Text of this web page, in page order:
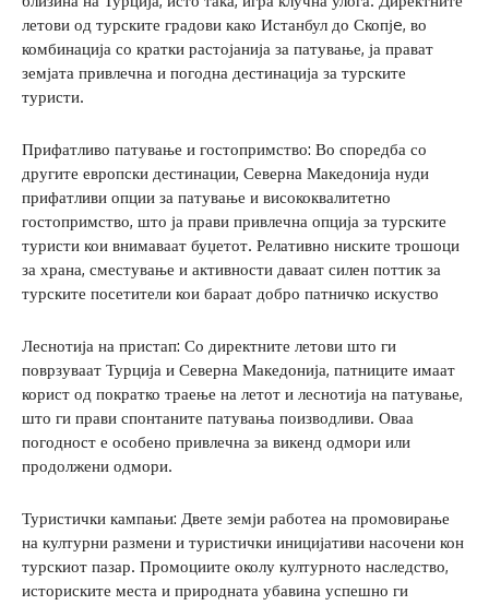
летови од турските градови како Истанбул до Скопјe, во
комбинација со кратки растојанија за патување, ја прават
земјата привлечна и погодна дестинација за турските
туристи.
Прифатливо патување и гостопримство: Во споредба со
другите европски дестинации, Северна Македонија нуди
прифатливи опции за патување и висококвалитетно
гостопримство, што ја прави привлечна опција за турските
туристи кои внимаваат буџетот. Релативно ниските трошоци
за храна, сместување и активности даваат силен поттик за
турските посетители кои бараат добро патничко искуство
Леснотија на пристап: Со директните летови што ги
поврзуваат Турција и Северна Македонија, патниците имаат
корист од пократко траење на летот и леснотија на патување,
што ги прави спонтаните патувања поизводливи. Оваа
погодност е особено привлечна за викенд одмори или
продолжени одмори.
Туристички кампањи: Двете земји работеа на промовирање
на културни размени и туристички иницијативи насочени кон
турскиот пазар. Промоциите околу културното наследство,
историските места и природната убавина успешно ги